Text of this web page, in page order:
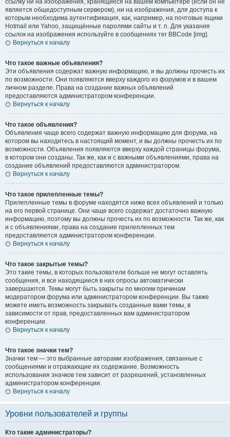
ссылку ни на изображения, хранящиеся на вашем компьютере (если он не
является общедоступным сервером), ни на изображения, для доступа к
которым необходима аутентификация, как, например, на почтовые ящики
Hotmail или Yahoo, защищённые паролями сайты и т. п. Для указания
ссылок на изображения используйте в сообщениях тег BBCode [img].
Вернуться к началу
Что такое важные объявления?
Эти объявления содержат важную информацию, и вы должны прочесть их
по возможности. Они появляются вверху каждого из форумов и в вашем
личном разделе. Права на создание важных объявлений
предоставляются администратором конференции.
Вернуться к началу
Что такое объявления?
Объявления чаще всего содержат важную информацию для форума, на
котором вы находитесь в настоящий момент, и вы должны прочесть их по
возможности. Объявления появляются вверху каждой страницы форума,
в котором они созданы. Так же, как и с важными объявлениями, права на
создание объявлений предоставляются администратором.
Вернуться к началу
Что такое прилепленные темы?
Прилепленные темы в форуме находятся ниже всех объявлений и только
на его первой странице. Они чаще всего содержат достаточно важную
информацию, поэтому вы должны прочесть их по возможности. Так же, как
и с объявлениями, права на создание прилепленных тем
предоставляются администратором конференции.
Вернуться к началу
Что такое закрытые темы?
Это такие темы, в которых пользователи больше не могут оставлять
сообщения, и все находящиеся в них опросы автоматически
завершаются. Темы могут быть закрыты по многим причинам
модератором форума или администратором конференции. Вы также
можете иметь возможность закрывать созданные вами темы, в
зависимости от прав, предоставленных вам администратором
конференции.
Вернуться к началу
Что такое значки тем?
Значки тем — это выбранные авторами изображения, связанные с
сообщениями и отражающие их содержание. Возможность
использования значков тем зависит от разрешений, установленных
администратором конференции.
Вернуться к началу
Уровни пользователей и группы
Кто такие администраторы?